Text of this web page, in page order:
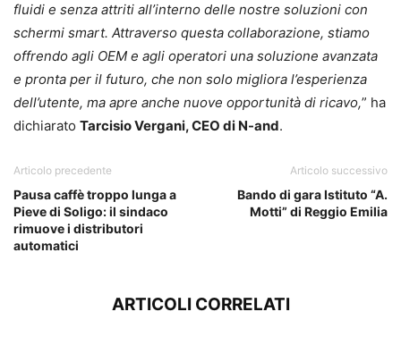
fluidi e senza attriti all’interno delle nostre soluzioni con
schermi smart. Attraverso questa collaborazione, stiamo
offrendo agli OEM e agli operatori una soluzione avanzata
e pronta per il futuro, che non solo migliora l’esperienza
dell’utente, ma apre anche nuove opportunità di ricavo,” ha
dichiarato Tarcisio Vergani, CEO di N-and.
Articolo precedente
Pausa caffè troppo lunga a
Pieve di Soligo: il sindaco
rimuove i distributori
automatici
Articolo successivo
Bando di gara Istituto “A.
Motti” di Reggio Emilia
ARTICOLI CORRELATI